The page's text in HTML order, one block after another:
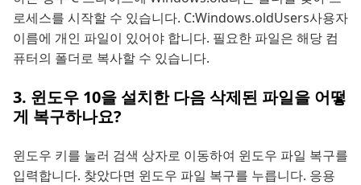
로세스를 시작할 수 있습니다. C:Windows.oldUsers사용자
이름에 개인 파일이 있어야 합니다. 필요한 파일은 해당 컴
퓨터의 폴더로 복사할 수 있습니다.
3. 윈도우 10을 설치한 다음 삭제된 파일을 어떻
게 복구하나요?
윈도우 키를 눌러 검색 상자로 이동하여 윈도우 파일 복구를
입력합니다. 찾았다면 윈도우 파일 복구를 누릅니다. 응용